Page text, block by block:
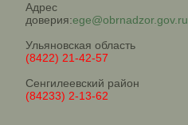
Адрес
доверия:ege@obrnadzor.gov.ru
Ульяновская область
(8422) 21-42-57
Сенгилеевский район
(84233) 2-13-62